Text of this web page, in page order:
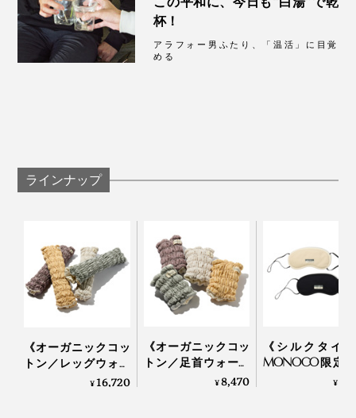
ング生地の縫製まで、すべてメイド・イン・ジャパン。
マイクロメートルレベルの微細な鉱物パウダーを、まん
ー」で、冷える季節もアクティブに過ごしましょう。
杯！
アラフォー男ふたり、「温活」に目覚
める
ラインナップ
《オーガニックコッ
トン／レッグウォー
マー》11種の天然鉱物
¥16,720
《オーガニックコッ
トン／足首ウォーマ
ー》11種の天然鉱物
¥8,470
《シルクタイ
MONOCO限定
働きすぎの目は
¥